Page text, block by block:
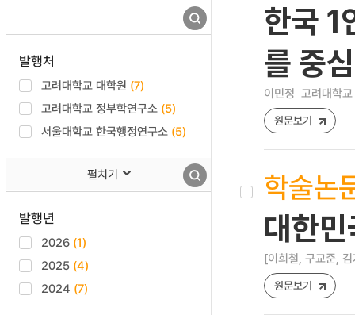
발행처
고려대학교 대학원 (7)
고려대학교 정부학연구소 (5)
서울대학교 한국행정연구소 (5)
펼치기
발행년
2026 (1)
2025 (4)
2024 (7)
한국 1
를 중
이민정 고려대학
원문보기
학술논
대한
[이희철, 구교준,
원문보기